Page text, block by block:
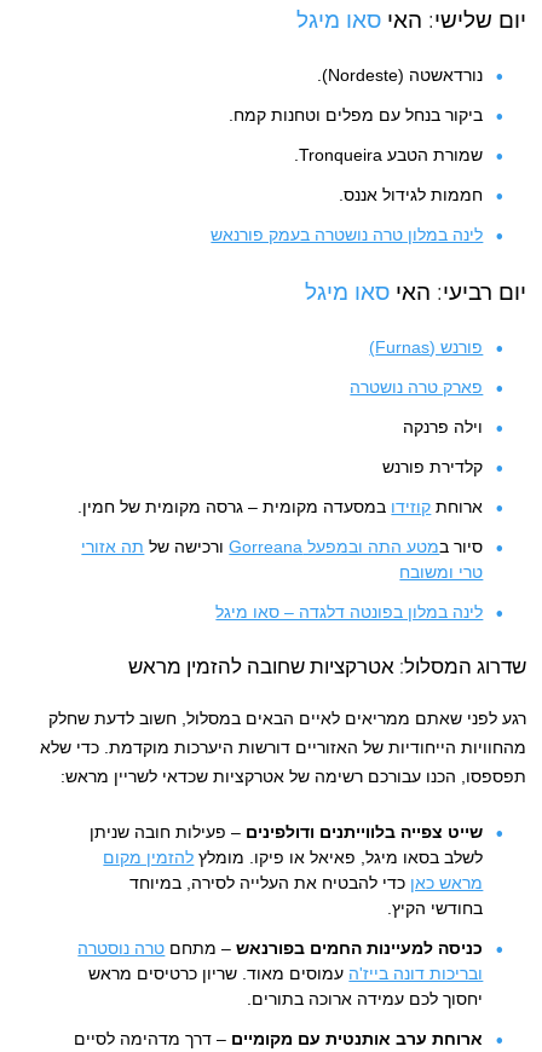
יום שלישי: האיסאו מיגל
נורדאשטה (Nordeste).
ביקור בנחל עם מפלים וטחנות קמח.
שמורת הטבע Tronqueira.
חממות לגידול אננס.
לינה במלון טרה נושטרה בעמק פורנאש
יום רביעי: האיסאו מיגל
פורנש (Furnas)
פארק טרה נושטרה
וילה פרנקה
קלדירת פורנש
ארוחת קוזידו במסעדה מקומית – גרסה מקומית של חמין.
סיור במטע התה ובמפעל Gorreana ורכישה של תה אזורי
טרי ומשובח
לינה במלון בפונטה דלגדה – סאו מיגל
שדרוג המסלול: אטרקציות שחובה להזמין מראש
רגע לפני שאתם ממריאים לאיים הבאים במסלול, חשוב לדעת שחלק
מהחוויות הייחודיות של האזוריים דורשות היערכות מוקדמת. כדי שלא
תפספסו, הכנו עבורכם רשימה של אטרקציות שכדאי לשריין מראש:
שייט צפייה בלווייתנים ודולפינים – פעילות חובה שניתן
לשלב בסאו מיגל, פאיאל או פיקו. מומלץ להזמין מקום
מראש כאן כדי להבטיח את העלייה לסירה, במיוחד
בחודשי הקיץ.
כניסה למעיינות החמים בפורנאש– מתחם טרה נוסטרה
ובריכות דונה בייז'ה עמוסים מאוד. שריון כרטיסים מראש
יחסוך לכם עמידה ארוכה בתורים.
ארוחת ערב אותנטית עם מקומיים – דרך מדהימה לסיים